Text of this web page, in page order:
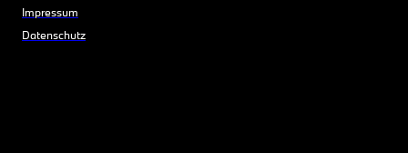
Impressum
Datenschutz